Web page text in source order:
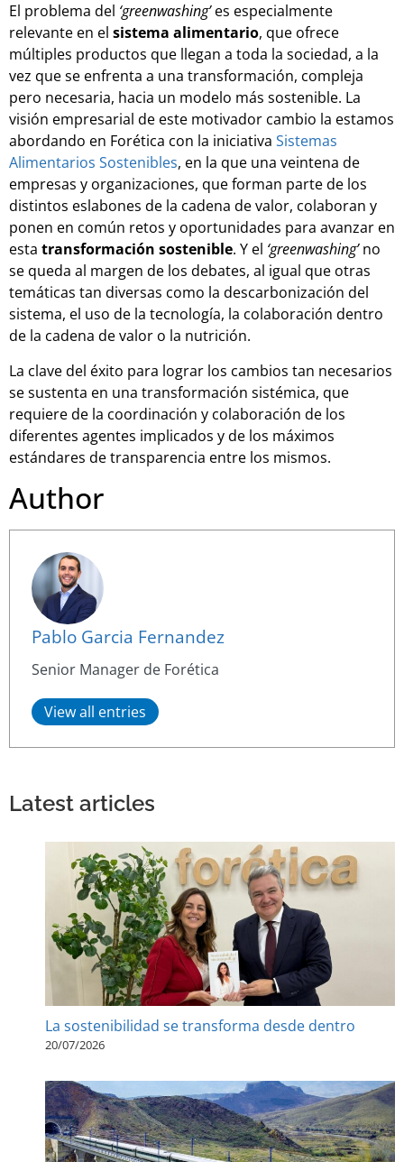
El problema del ‘greenwashing’es especialmente
relevante en el sistema alimentario, que ofrece
múltiples productos que llegan a toda la sociedad, a la
vez que se enfrenta a una transformación, compleja
pero necesaria, hacia un modelo más sostenible. La
visión empresarial de este motivador cambio la estamos
abordando en Forética con la iniciativa Sistemas
Alimentarios Sostenibles, en la que una veintena de
empresas y organizaciones, que forman parte de los
distintos eslabones de la cadena de valor, colaboran y
ponen en común retos y oportunidades para avanzar en
esta transformación sostenible. Y el ‘greenwashing’no
se queda al margen de los debates, al igual que otras
temáticas tan diversas como la descarbonización del
sistema, el uso de la tecnología, la colaboración dentro
de la cadena de valor o la nutrición.
La clave del éxito para lograr los cambios tan necesarios
se sustenta en una transformación sistémica, que
requiere de la coordinación y colaboración de los
diferentes agentes implicados y de los máximos
estándares de transparencia entre los mismos.
Author
Pablo Garcia Fernandez
Senior Manager de Forética
View all entries
Latest articles
La sostenibilidad se transforma desde dentro
20/07/2026